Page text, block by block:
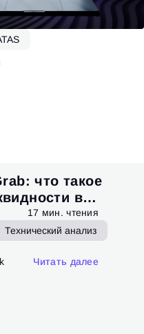
что такое
в
17 мин. чтения
Технический анализ
Читать далее